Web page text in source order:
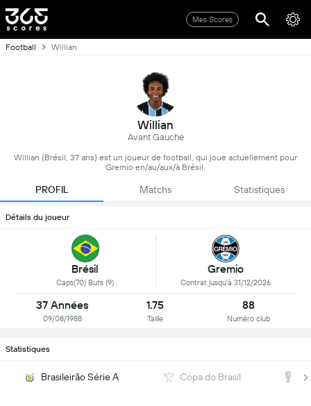
Mes Scores
Football Willian
Willian
Avant Gauche
Willian (Brésil, 37 ans) est un joueur de football, qui joue actuellement pour
Gremio en/au/aux/à Brésil.
PROFIL Matchs Statistiques
Détails du joueur
Brésil
Caps(70) Buts (9)
Gremio
Contrat jusqu'à 31/12/2026
37 Années
09/08/1988
1.75
Taille
88
Numéro club
Statistiques
Brasileirão Série A Copa do Brasil